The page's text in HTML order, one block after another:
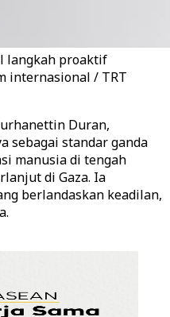
langkah proaktif
internasional / TRT
Duran,
sebagai standar ganda
manusia di tengah
di Gaza. Ia
berlandaskan keadilan,